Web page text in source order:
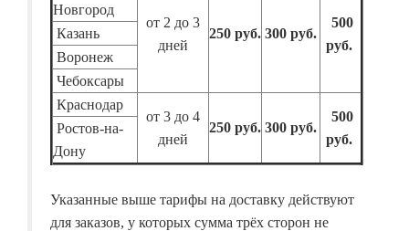
Новгород
от 2 до 3
дней
250 руб. 300 руб.
500
руб.
Казань
Воронеж
Чебоксары
Краснодар
от 3 до 4
дней
250 руб. 300 руб.
500
руб.
Ростов-на-
Дону
Указанные выше тарифы на доставку действуют
для заказов, у которых сумма трёх сторон не